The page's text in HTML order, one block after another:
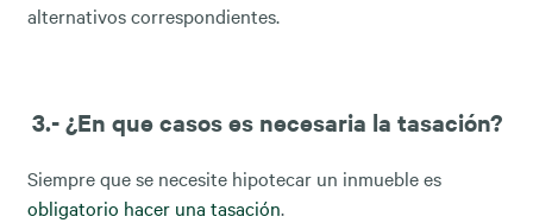
alternativos correspondientes.
3.- ¿En que casos es necesaria la tasación?
Siempre que se necesite hipotecar un inmueble es
obligatorio hacer una tasación.